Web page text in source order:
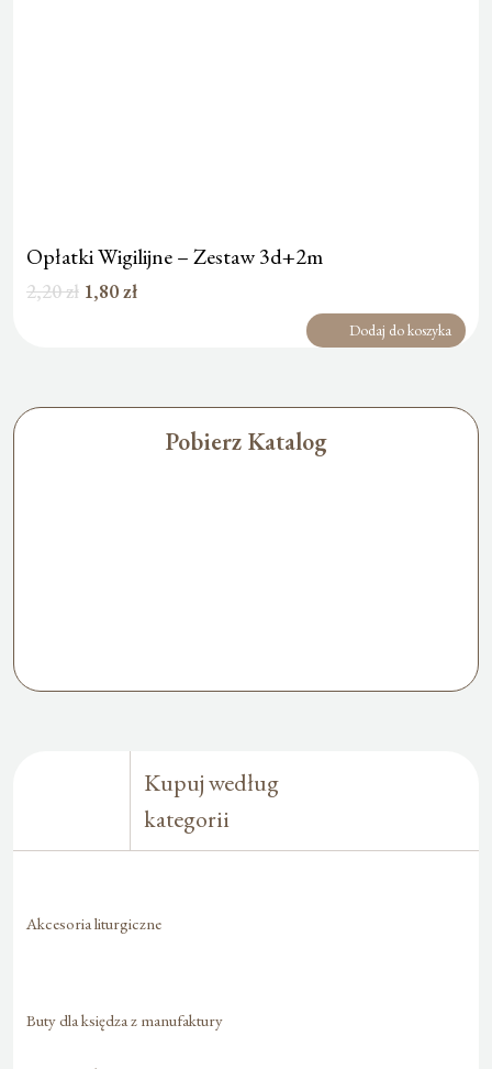
Opłatki Wigilijne – Zestaw 3d+2m
2,20zł Pierwotna
1,80złAktualna
Dodaj do koszyka
Pobierz Katalog
Kupuj według
kategorii
Akcesoria liturgiczne
Buty dla księdza z manufaktury